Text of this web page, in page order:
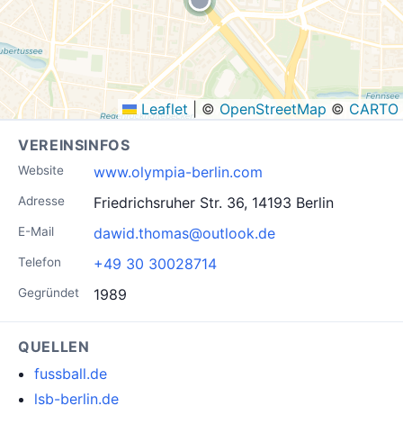
Leaflet © OpenStreetMap © CARTO
VEREINSINFOS
Website www.olympia-berlin.com
Adresse Friedrichsruher Str. 36, 14193 Berlin
E-Mail dawid.thomas@outlook.de
Telefon +49 30 30028714
Gegründet 1989
QUELLEN
fussball.de
lsb-berlin.de